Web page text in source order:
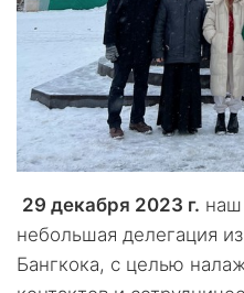
29 декабря 2023 г. наш
небольшая делегация
Бангкока, с целью